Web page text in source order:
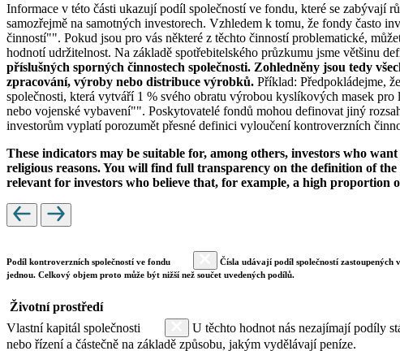
Informace v této části ukazují podíl společností ve fondu, které se
samozřejmě na samotných investorech. Vzhledem k tomu, že fondy často
činností"". Pokud jsou pro vás některé z těchto činností problematické,
hodnotí udržitelnost. Na základě spotřebitelského průzkumu jsme většinu
příslušných sporných činnostech společnosti. Zohledněny jsou tedy
zpracování, výroby nebo distribuce výrobků. Příklad: Předpokládejme,
společnosti, která vytváří 1 % svého obratu výrobou kyslíkových masek
nebo vojenské vybavení"". Poskytovatelé fondů mohou definovat jiný
investorům vyplatí porozumět přesné definici vyloučení kontroverzních
These indicators may be suitable for, among others, investors who
religious reasons. You will find full transparency on the definition of
relevant for investors who believe that, for example, a high proportion
Podíl kontroverzních společností ve fondu
Čísla udávají podíl společností
jednou. Celkový objem proto může být nižší než součet uvedených podílů.
Životní prostředí
Vlastní kapitál společnosti
U těchto hodnot nás nezajímají podíly
nebo řízení a částečně na základě způsobu, jakým vydělávají peníze.